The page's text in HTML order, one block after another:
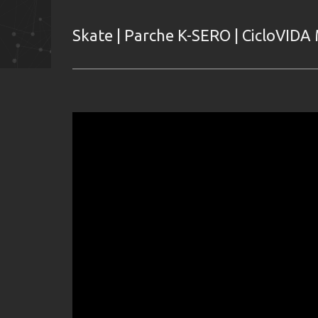
Skate | Parche K-SERO |